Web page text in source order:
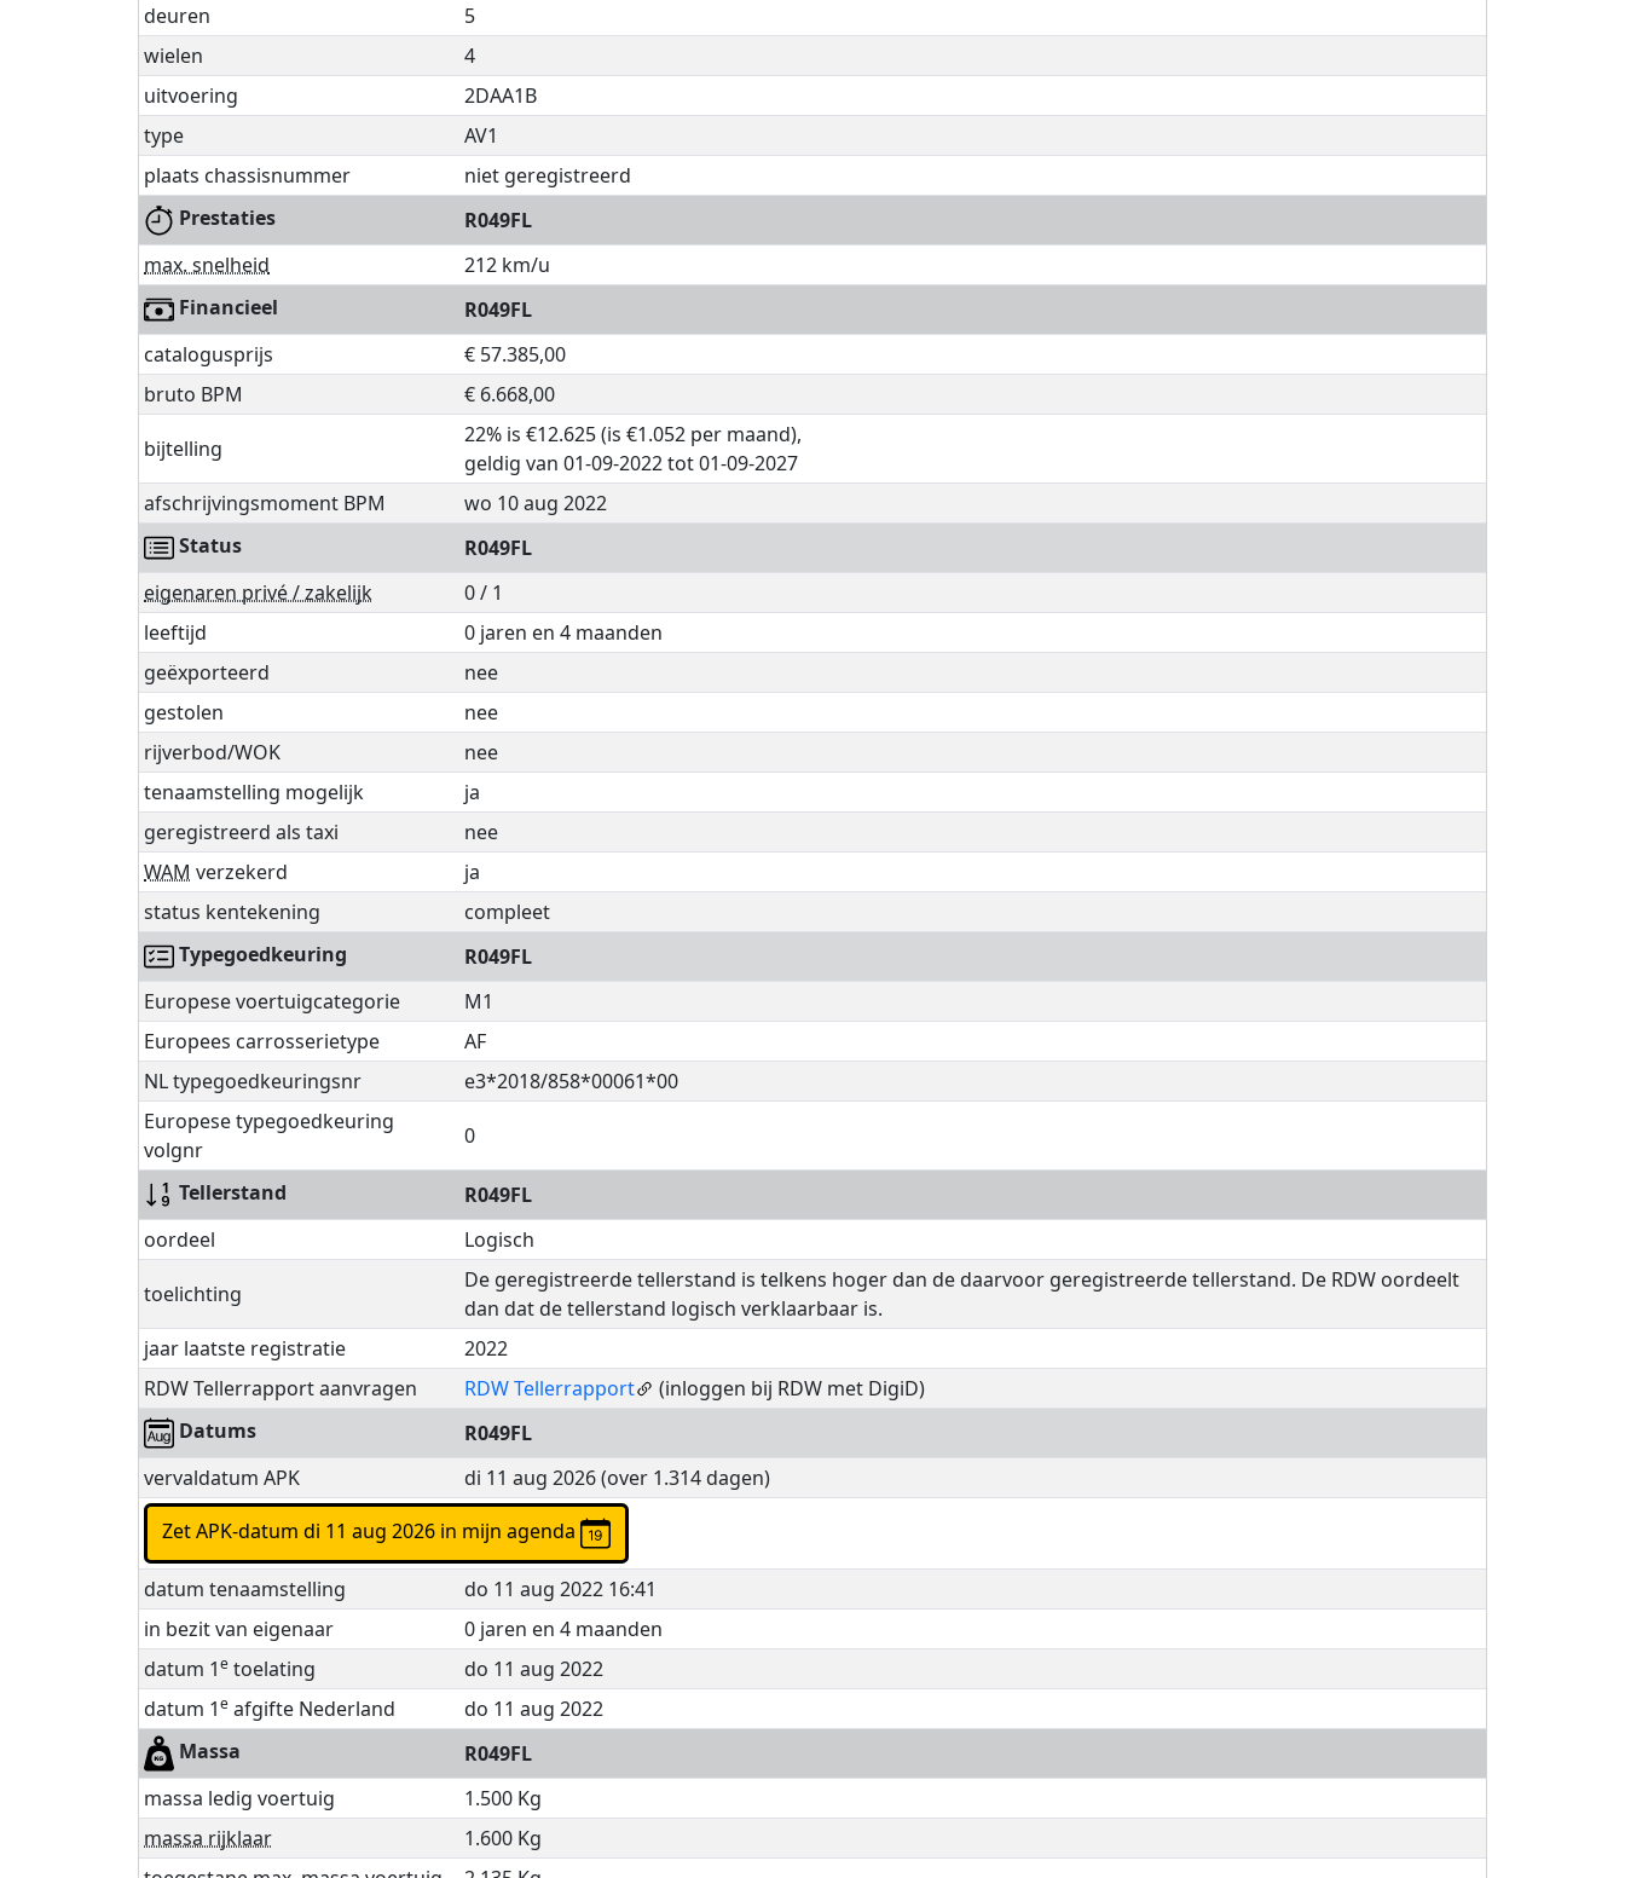
deuren
5
wielen
4
uitvoering
2DAA1B
type
AV1
plaats chassisnummer
niet geregistreerd
Prestaties
R049FL
max. snelheid
212 km/u
Financieel
R049FL
catalogusprijs
€ 57.385,00
bruto BPM
€ 6.668,00
bijtelling
22% is €12.625 (is €1.052 per maand),
geldig van 01-09-2022 tot 01-09-2027
afschrijvingsmoment BPM
wo 10 aug 2022
Status
R049FL
eigenaren privé / zakelijk
0 / 1
leeftijd
0 jaren en 4 maanden
geëxporteerd
nee
gestolen
nee
rijverbod/WOK
nee
tenaamstelling mogelijk
ja
geregistreerd als taxi
nee
WAM verzekerd
ja
status kentekening
compleet
Typegoedkeuring
R049FL
Europese voertuigcategorie
M1
Europees carrosserietype
AF
NL typegoedkeuringsnr
e3*2018/858*00061*00
Europese typegoedkeuring
volgnr
0
Tellerstand
R049FL
oordeel
Logisch
toelichting
De geregistreerde tellerstand is telkens hoger dan de daarvoor geregistreerde tellerstand. De RDW oordeelt
dan dat de tellerstand logisch verklaarbaar is.
jaar laatste registratie
2022
RDW Tellerrapport aanvragen
RDW Tellerrapport
(inloggen bij RDW met DigiD)
Datums
R049FL
vervaldatum APK
di 11 aug 2026 (over 1.314 dagen)
Zet APK-datum di 11 aug 2026 in mijn agenda
datum tenaamstelling
do 11 aug 2022 16:41
in bezit van eigenaar
0 jaren en 4 maanden
datum 1e toelating
do 11 aug 2022
datum 1e afgifte Nederland
do 11 aug 2022
Massa
R049FL
massa ledig voertuig
1.500 Kg
massa rijklaar
1.600 Kg